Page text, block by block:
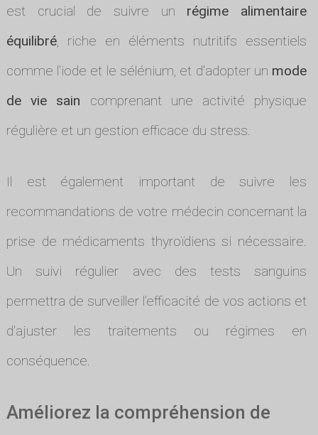
est crucial de suivre un régime alimentaire
équilibré, riche en éléments nutritifs essentiels
comme l'iode et le sélénium, et d'adopter un mode
de vie sain comprenant une activité physique
régulière et un gestion efficace du stress.
Il est également important de suivre les
recommandations de votre médecin concernant la
prise de médicaments thyroïdiens si nécessaire.
Un suivi régulier avec des tests sanguins
permettra de surveiller l'efficacité de vos actions et
d'ajuster les traitements ou régimes en
conséquence.
Améliorez la compréhension de